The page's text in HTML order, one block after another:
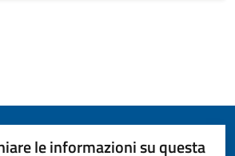
le informazioni su questa